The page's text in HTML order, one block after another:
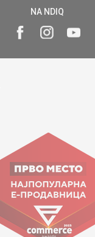
NA NDIQ
Goce Nikolovski 74 Shkup
contact@mytime.mk
Orari i punës:
09:00 - 17:00